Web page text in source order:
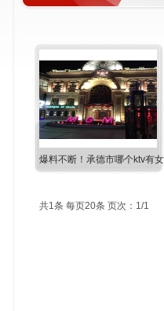
爆料不断！承德市哪个ktv有
共1条 每页20条 页次：1/1